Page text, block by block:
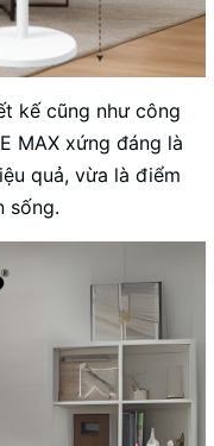
kế cũng như công
MAX xứng đáng là
quả, vừa là điểm
sống.